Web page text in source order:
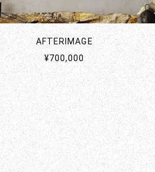
AFTERIMAGE
¥700,000